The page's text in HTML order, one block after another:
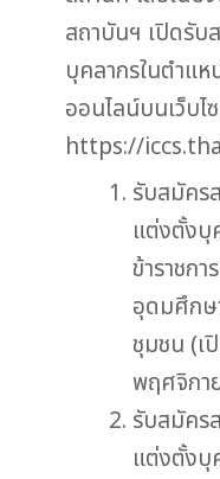
สถาบันฯ เปิดรับ
บุคลากรในตำแ
ออนไลน์บนเว็บไ
https://
รับสมัคร
แต่งตั้งบุ
ข้าราชก
อุดมศึกษ
ชุมชน (เ
พฤศจิกา
รับสมัคร
แต่งตั้งบุ